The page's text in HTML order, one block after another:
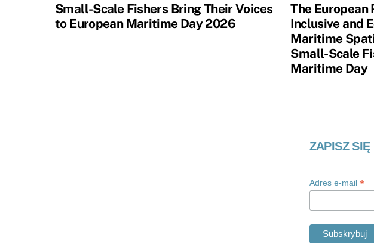
Small-Scale Fishers Bring Their Voices
to European Maritime Day 2026
The
Inclusive and
Maritime
Small-Scale
Maritime Day
ZAPISZ
Adres e-mail *